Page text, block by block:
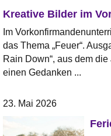
Kreative Bilder im
Im
das Thema „Feuer“.
Rain Down“, aus dem
einen Gedanken ...
23. Mai 2026